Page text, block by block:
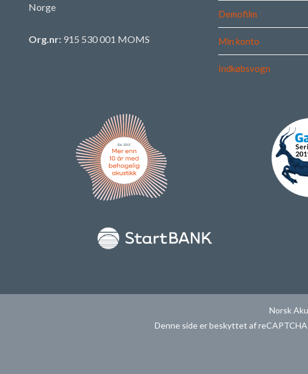
Norge
Org.nr: 915 530 001 MOMS
Demofilm
Min konto
Indkøbsvogn
Norsk
Denne side er beskyttet af